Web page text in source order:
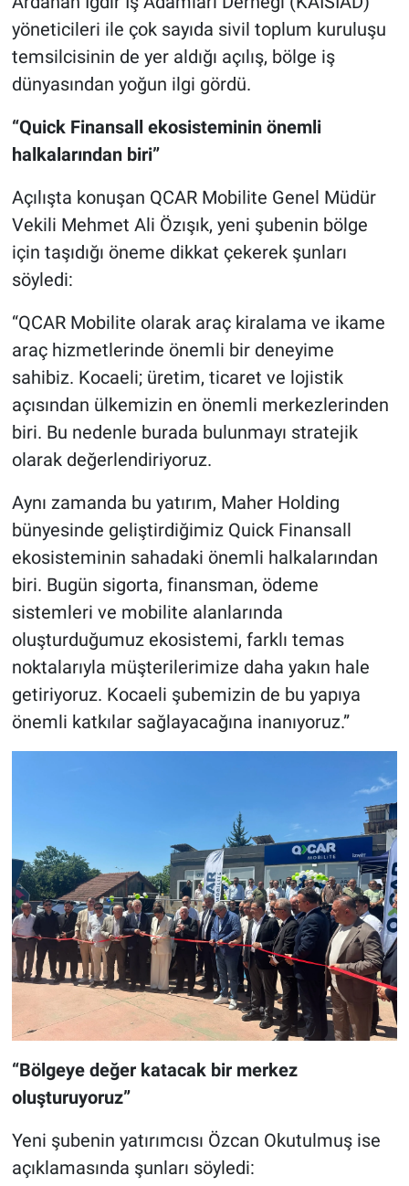
yöneticileri ile çok sayıda sivil toplum kuruluşu
temsilcisinin de yer aldığı açılış, bölge iş
dünyasından yoğun ilgi gördü.
“Quick Finansall ekosisteminin önemli
halkalarından biri”
Açılışta konuşan QCAR Mobilite Genel Müdür
Vekili Mehmet Ali Özışık, yeni şubenin bölge
için taşıdığı öneme dikkat çekerek şunları
söyledi:
“QCAR Mobilite olarak araç kiralama ve ikame
araç hizmetlerinde önemli bir deneyime
sahibiz. Kocaeli; üretim, ticaret ve lojistik
açısından ülkemizin en önemli merkezlerinden
biri. Bu nedenle burada bulunmayı stratejik
olarak değerlendiriyoruz.
Aynı zamanda bu yatırım, Maher Holding
bünyesinde geliştirdiğimiz Quick Finansall
ekosisteminin sahadaki önemli halkalarından
biri. Bugün sigorta, finansman, ödeme
sistemleri ve mobilite alanlarında
oluşturduğumuz ekosistemi, farklı temas
noktalarıyla müşterilerimize daha yakın hale
getiriyoruz. Kocaeli şubemizin de bu yapıya
önemli katkılar sağlayacağına inanıyoruz.”
“Bölgeye değer katacak bir merkez
oluşturuyoruz”
Yeni şubenin yatırımcısı Özcan Okutulmuş ise
açıklamasında şunları söyledi: